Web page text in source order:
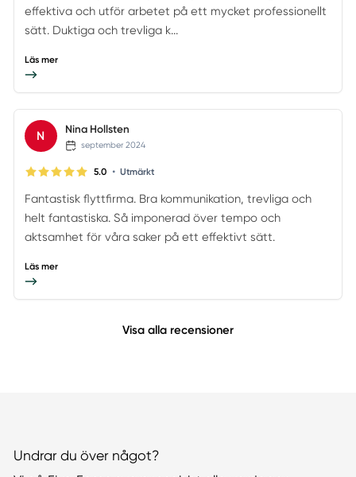
effektiva och utför arbetet på ett mycket professionellt
sätt. Duktiga och trevliga k...
Läs mer
N Nina Hollsten
september 2024
5.0 • Utmärkt
Fantastisk flyttfirma. Bra kommunikation, trevliga och
helt fantastiska. Så imponerad över tempo och
aktsamhet för våra saker på ett effektivt sätt.
Läs mer
Visa alla recensioner
Undrar du över något?